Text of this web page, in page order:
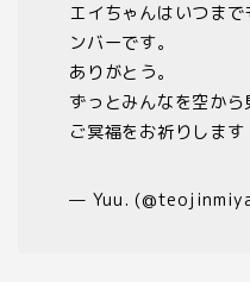
エイちゃんはいつま
ンバーです。
ありがとう。
ずっとみんなを空から
ご冥福をお祈りします
— Yuu.